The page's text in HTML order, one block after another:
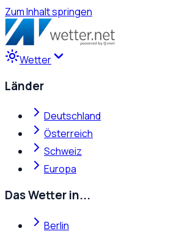
Zum Inhalt springen
Wetter
Länder
Deutschland
Österreich
Schweiz
Europa
Das Wetter in...
Berlin